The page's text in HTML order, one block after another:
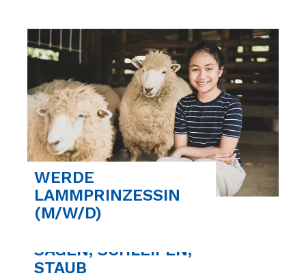
WERDE
LAMMPRINZESSIN
(M/W/D)
SÄGEN, SCHLEIFEN,
STAUB